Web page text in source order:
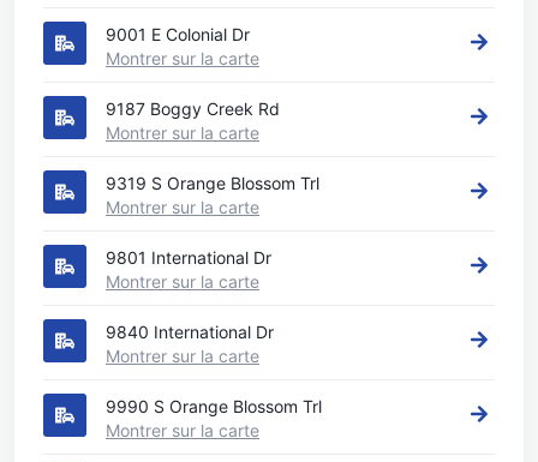
9001 E Colonial Dr
Montrer sur la carte
9187 Boggy Creek Rd
Montrer sur la carte
9319 S Orange Blossom Trl
Montrer sur la carte
9801 International Dr
Montrer sur la carte
9840 International Dr
Montrer sur la carte
9990 S Orange Blossom Trl
Montrer sur la carte